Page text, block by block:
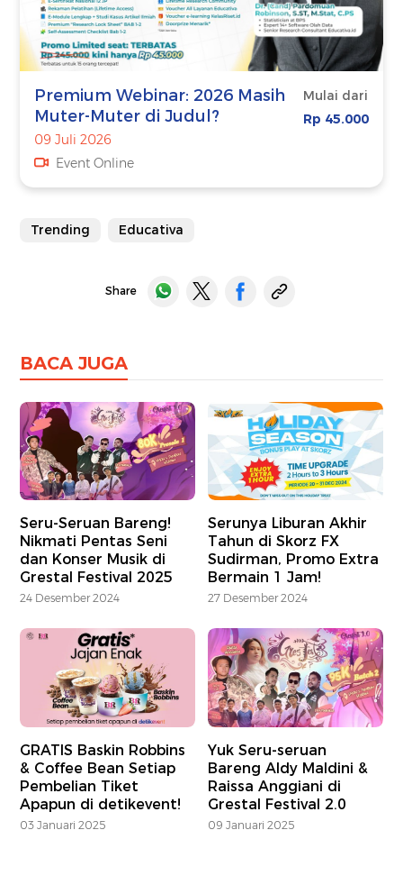
Premium Webinar: 2026 Masih
Muter-Muter di Judul?
09 Juli 2026
Event Online
Mulai dari
Rp 45.000
Trending Educativa
Share
BACA JUGA
Seru-Seruan Bareng!
Nikmati Pentas Seni
dan Konser Musik di
Grestal Festival 2025
24 Desember 2024
Serunya Liburan Akhir
Tahun di Skorz FX
Sudirman, Promo Extra
Bermain 1 Jam!
27 Desember 2024
GRATIS Baskin Robbins
& Coffee Bean Setiap
Pembelian Tiket
Apapun di detikevent!
03 Januari 2025
Yuk Seru-seruan
Bareng Aldy Maldini &
Raissa Anggiani di
Grestal Festival 2.0
09 Januari 2025